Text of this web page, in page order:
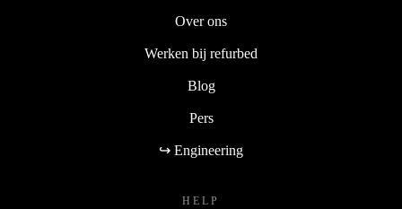
Over ons
Werken bij refurbed
Blog
Pers
↪ Engineering
HELP